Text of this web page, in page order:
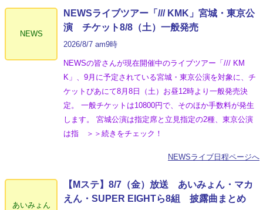
NEWS
NEWSライブツアー「/// KMK」宮城・東京公
演 チケット8/8（土）一般発売
2026/8/7 am9時
NEWSの皆さんが現在開催中のライブツアー「/// KM
K」、9月に予定されている宮城・東京公演を対象に、チ
ケットぴあにて8月8日（土）お昼12時より一般発売決
定。 一般チケットは10800円で、そのほか手数料が発生
します。 宮城公演は指定席と立見指定の2種、東京公演
は指 ＞＞続きをチェック！
NEWSライブ日程ページへ
あいみょん
【Mステ】8/7（金）放送 あいみょん・マカ
えん・SUPER EIGHTら8組 披露曲まとめ